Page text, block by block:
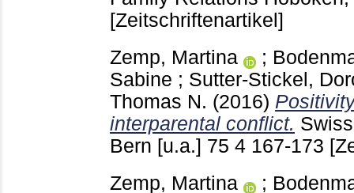
[Zeitschriftenartikel]
Zemp, Martina
;
Sabine ; Sutter-Stickel,
Thomas N. (2016)
interparental conflict.
Bern [u.a.] 75 4 167-173
Zemp, Martina
;